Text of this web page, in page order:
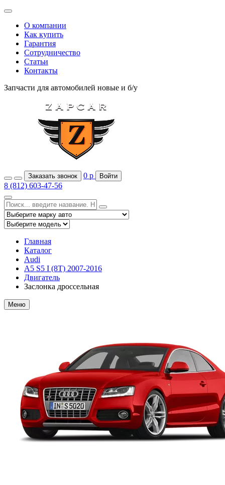
О компании
Как купить
Гарантия
Сотрудничество
Статьи
Контакты
Запчасти для автомобилей новые и б/у
Заказать звонок 0 р Войти
8 (812) 603-47-56
Главная
Каталог
Audi
A5 S5 I (8T) 2007-2016
Двигатель
Заслонка дроссельная
Меню